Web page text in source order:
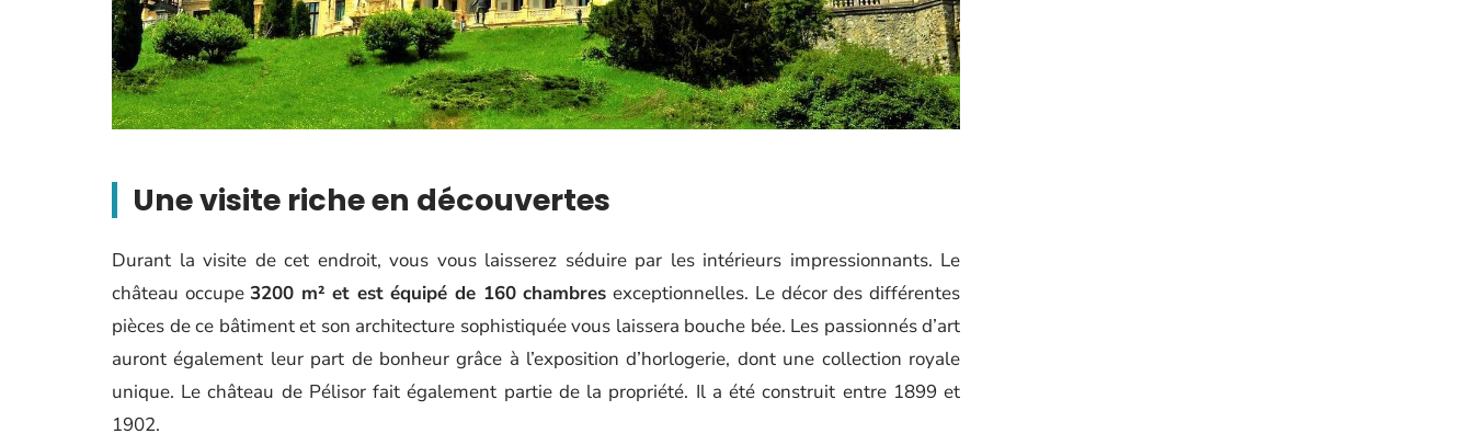
Une visite riche en découvertes
Durant la visite de cet endroit, vous vous laisserez séduire par les intérieurs impressionnants. Le
château occupe3200 m² et est équipé de 160 chambres exceptionnelles. Le décor des différentes
pièces de ce bâtiment et son architecture sophistiquée vous laissera bouche bée. Les passionnés d’art
auront également leur part de bonheur grâce à l’exposition d’horlogerie, dont une collection royale
unique. Le château de Pélisor fait également partie de la propriété. Il a été construit entre 1899 et
1902.